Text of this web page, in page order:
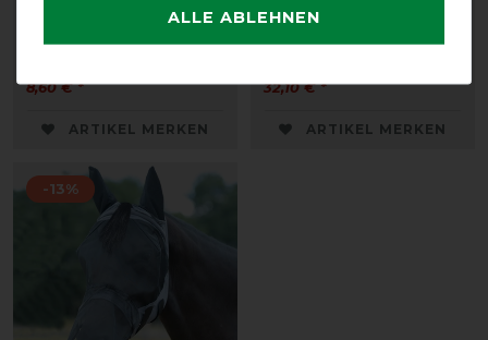
Fliegenkordelband
8,60 € *
ARTIKEL MERKEN
BUCKLER GAP II -
32,10 € *
ARTIKEL MERKEN
-13%
ALLE ABLEHNEN